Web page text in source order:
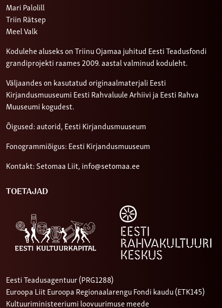
Mari Palolill
Triin Rätsep
Meel Valk
Kodulehe aluseks on Triinu Ojamaa juhitud Eesti Teadusfondi
grandiprojekti raames 2009. aastal valminud koduleht.
Väljaandes on kasutatud originaalmaterjali Eesti
Kirjandusmuuseumi Eesti Rahvaluule Arhiivi ja Eesti Rahva
Muuseumi kogudest.
Õigused: autorid, Eesti Kirjandusmuuseum
Fonogrammiõigus: Eesti Kirjandusmuuseum
Kontakt: Setomaa Liit, info@setomaa.ee
TOETAJAD
Eesti Teadusagentuur (PRG1288)
Euroopa Liit Euroopa Regionaalarengu Fondi kaudu (ETK145)
Kultuuriministeeriumi loovuurimuse meede